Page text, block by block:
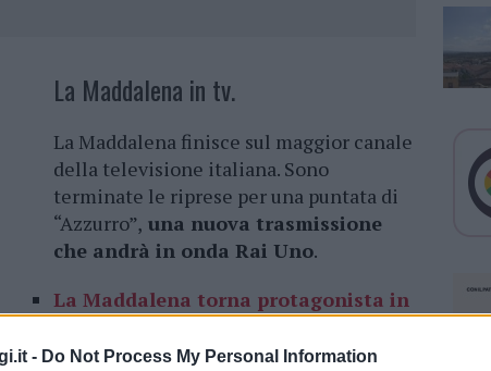
- Do Not Process My Personal Information
La Maddalena in tv.
La Maddalena finisce sul maggior canale
della televisione italiana. Sono
terminate le riprese per una puntata di
“Azzurro”, una nuova trasmissione
che andrà in onda Rai Uno.
La Maddalena torna protagonista in
sua storia